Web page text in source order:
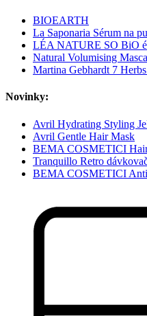
BIOEARTH
La Saponaria Sérum na
LÉA NATURE SO BiO
Natural Volumising
Martina Gebhardt 7
Novinky:
Avril Hydrating Styling
Avril Gentle Hair Mask
BEMA COSMETICI
Tranquillo Retro
BEMA COSMETICI